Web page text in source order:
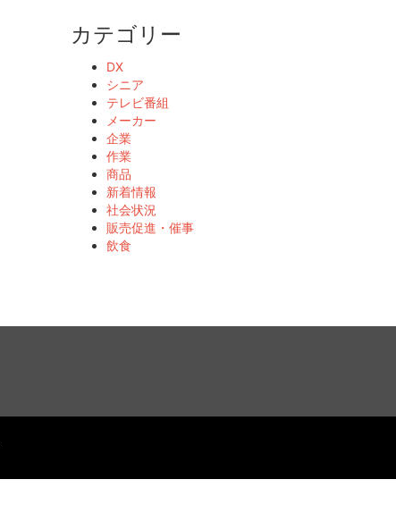
カテゴリー
DX
シニア
テレビ番組
メーカー
企業
作業
商品
新着情報
社会状況
販売促進・催事
飲食